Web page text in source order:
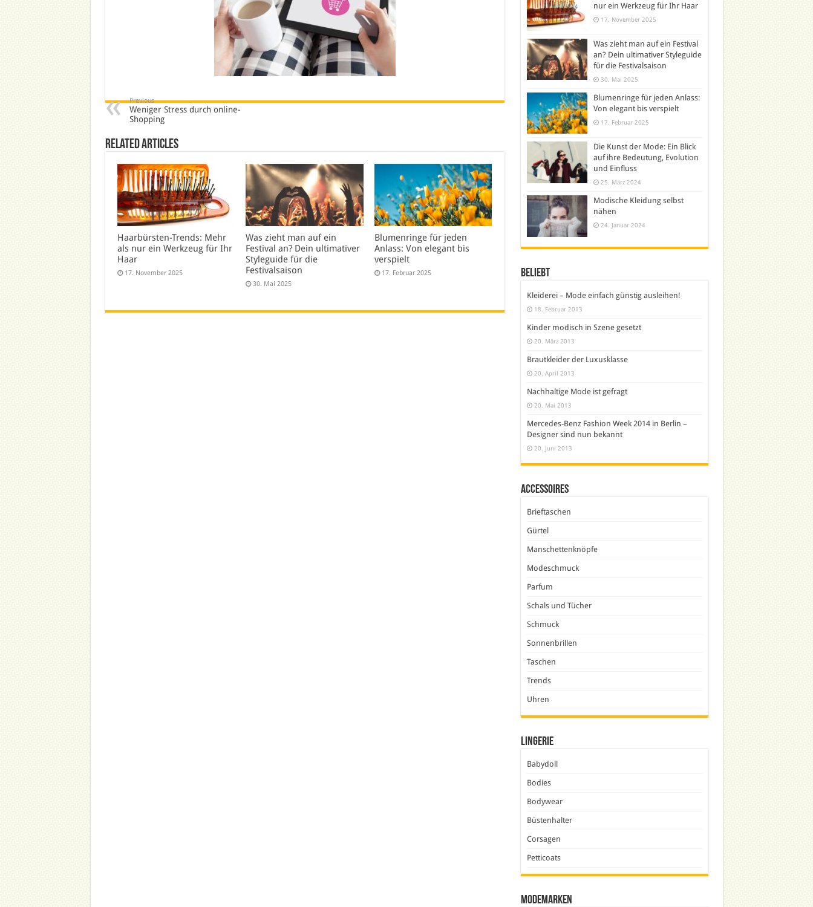
Previous
Weniger Stress durch online-
Shopping
Related Articles
Haarbürsten-Trends: Mehr
als nur ein Werkzeug für Ihr
Haar
17. November 2025
Was zieht man auf ein
Festival an? Dein ultimativer
Styleguide für die
Festivalsaison
30. Mai 2025
Blumenringe für jeden
Anlass: Von elegant bis
verspielt
17. Februar 2025
nur ein Werkzeug für Ihr Haar
17. November 2025
Was zieht man auf ein Festival
an? Dein ultimativer Styleguide
für die Festivalsaison
30. Mai 2025
Blumenringe für jeden Anlass:
Von elegant bis verspielt
17. Februar 2025
Die Kunst der Mode: Ein Blick
auf ihre Bedeutung, Evolution
und Einfluss
25. März 2024
Modische Kleidung selbst
nähen
24. Januar 2024
Beliebt
Kleiderei – Mode einfach günstig ausleihen!
18. Februar 2013
Kinder modisch in Szene gesetzt
20. März 2013
Brautkleider der Luxusklasse
20. April 2013
Nachhaltige Mode ist gefragt
20. Mai 2013
Mercedes-Benz Fashion Week 2014 in Berlin –
Designer sind nun bekannt
20. Juni 2013
Accessoires
Brieftaschen
Gürtel
Manschettenknöpfe
Modeschmuck
Parfum
Schals und Tücher
Schmuck
Sonnenbrillen
Taschen
Trends
Uhren
Lingerie
Babydoll
Bodies
Bodywear
Büstenhalter
Corsagen
Petticoats
Modemarken